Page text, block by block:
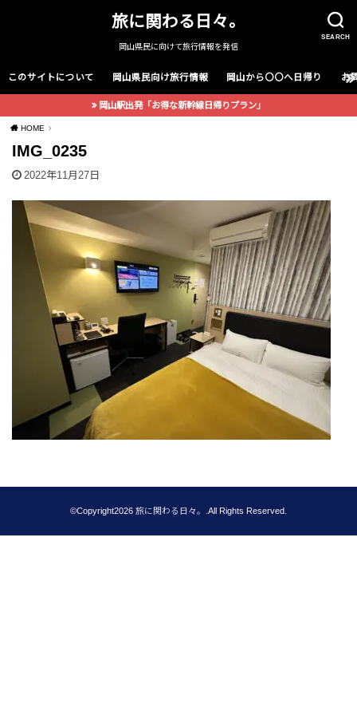
SEARCH
旅に関わる日々。
岡山県民に向けて旅行情報を発信
このサイトについて 岡山県民向け旅行情報 岡山から〇〇へ日帰り お
岡山駅出発「お得な新幹線日帰りプラン」
HOME
IMG_0235
2022年11月27日
©Copyright2026 旅に関わる日々。 .All Rights Reserved.